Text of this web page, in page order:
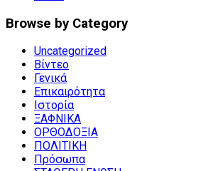
Browse by Category
Uncategorized
Βίντεο
Γενικά
Επικαιρότητα
Ιστορία
ΞΑΦΝΙΚΑ
ΟΡΘΟΔΟΞΙΑ
ΠΟΛΙΤΙΚΗ
Πρόσωπα